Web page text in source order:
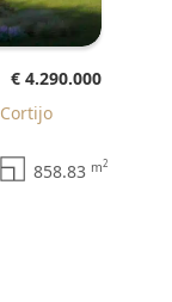
€ 4.290.000
Cortijo
858.83 m2